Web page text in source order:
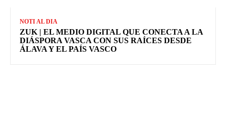
NOTI AL DIA
ZUK | EL MEDIO DIGITAL QUE CONECTA A LA
DIÁSPORA VASCA CON SUS RAÍCES DESDE
ÁLAVA Y EL PAÍS VASCO